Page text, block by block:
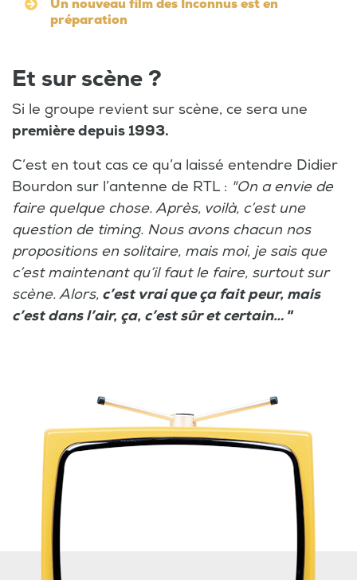
Un nouveau film des Inconnus est en
préparation
Et sur scène ?
Si le groupe revient sur scène, ce sera une
première depuis 1993.
C’est en tout cas ce qu’a laissé entendre Didier
Bourdon sur l’antenne de RTL : "On a envie de
faire quelque chose. Après, voilà, c’est une
question de timing. Nous avons chacun nos
propositions en solitaire, mais moi, je sais que
c’est maintenant qu’il faut le faire, surtout sur
scène. Alors, c’est vrai que ça fait peur, mais
c’est dans l’air, ça, c’est sûr et certain… "